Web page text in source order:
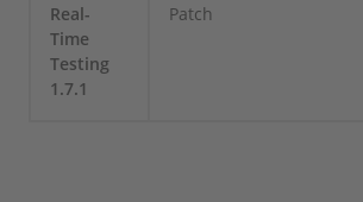
Real-
Time
Testing
1.7.1
Patch